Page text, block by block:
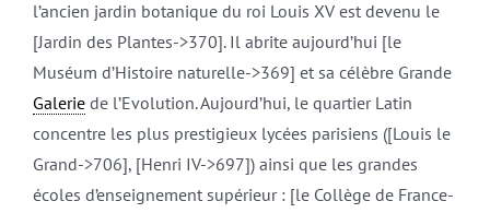
l’ancien jardin botanique du roi Louis XV est devenu le
[Jardin des Plantes->370]. Il abrite aujourd’hui [le
Muséum d’Histoire naturelle->369] et sa célèbre Grande
Galerie de l’Evolution. Aujourd’hui, le quartier Latin
concentre les plus prestigieux lycées parisiens ([Louis le
Grand->706], [Henri IV->697]) ainsi que les grandes
écoles d’enseignement supérieur : [le Collège de France-